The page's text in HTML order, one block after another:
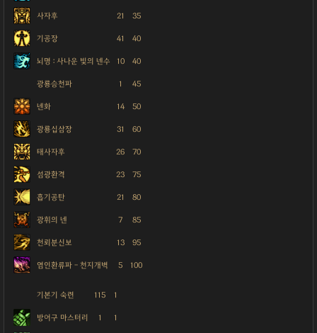
사자후 21 35
기공장 41 40
뇌명 : 사나운 빛의 넨수 10 40
광룡승천파 1 45
넨화 14 50
광룡십삼장 31 60
태사자후 26 70
섬광환격 23 75
흡기공탄 21 80
광휘의 넨 7 85
천뢰분신보 13 95
염인환류파 - 천지개벽 5 100
기본기 숙련 115 1
방어구 마스터리 1 1